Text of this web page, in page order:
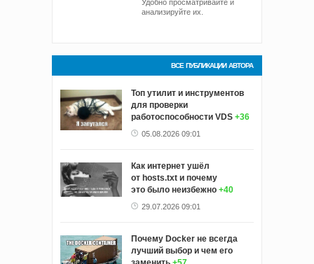
Удобно просматривайте и
анализируйте их.
ВСЕ ПУБЛИКАЦИИ АВТОРА
Топ утилит и инструментов
для проверки
работоспособности VDS +36
05.08.2026 09:01
Как интернет ушёл
от hosts.txt и почему
это было неизбежно +40
29.07.2026 09:01
Почему Docker не всегда
лучший выбор и чем его